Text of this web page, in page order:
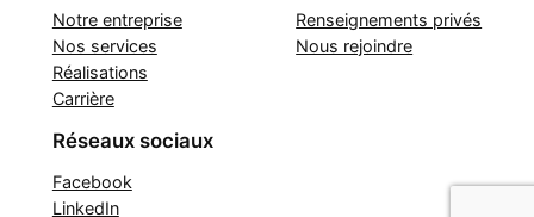
Notre entreprise
Nos services
Réalisations
Carrière
Renseignements privés
Nous rejoindre
Réseaux sociaux
Facebook
LinkedIn